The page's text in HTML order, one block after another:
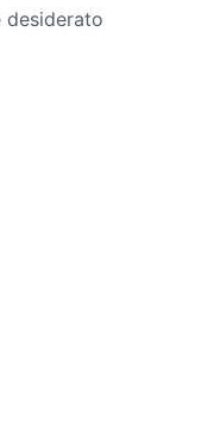
desiderato